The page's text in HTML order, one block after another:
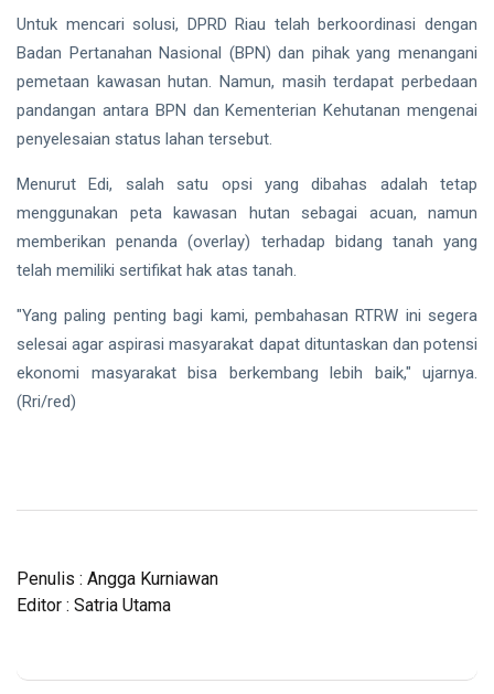
Untuk mencari solusi, DPRD Riau telah berkoordinasi dengan
Badan Pertanahan Nasional (BPN) dan pihak yang menangani
pemetaan kawasan hutan. Namun, masih terdapat perbedaan
pandangan antara BPN dan Kementerian Kehutanan mengenai
penyelesaian status lahan tersebut.
Menurut Edi, salah satu opsi yang dibahas adalah tetap
menggunakan peta kawasan hutan sebagai acuan, namun
memberikan penanda (overlay) terhadap bidang tanah yang
telah memiliki sertifikat hak atas tanah.
"Yang paling penting bagi kami, pembahasan RTRW ini segera
selesai agar aspirasi masyarakat dapat dituntaskan dan potensi
ekonomi masyarakat bisa berkembang lebih baik," ujarnya.
(Rri/red)
Penulis : Angga Kurniawan
Editor : Satria Utama